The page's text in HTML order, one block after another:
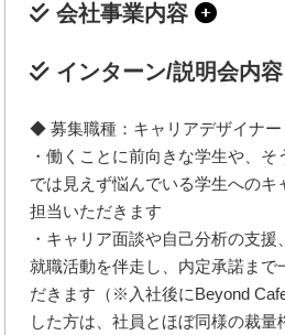
会社事業内容
インターン/説明会内容
◆ 募集職種：キャリアデザイナー
・働くことに前向きな学生や、そ
では見えず悩んでいる学生へのキ
担当いただきます
・キャリア面談や自己分析の支
就職活動を伴走し、内定承諾まで
だきます（※入社後にBeyond
した方は、社員とほぼ同様の裁量